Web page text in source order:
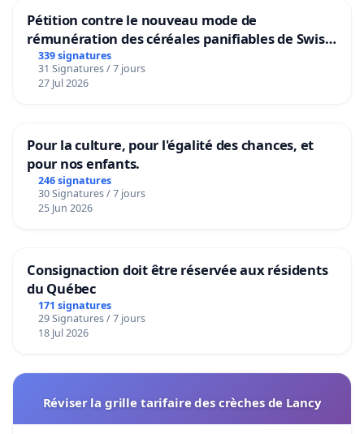
Pétition contre le nouveau mode de
rémunération des céréales panifiables de Swiss
granum basé sur la teneur en protéines
339 signatures
31 Signatures / 7 jours
27 Jul 2026
Pour la culture, pour l'égalité des chances, et
pour nos enfants.
246 signatures
30 Signatures / 7 jours
25 Jun 2026
Consignaction doit être réservée aux résidents
du Québec
171 signatures
29 Signatures / 7 jours
18 Jul 2026
Réviser la grille tarifaire des crèches de Lancy